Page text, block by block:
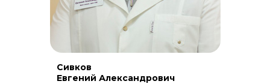
Сивков
Евгений Александрович